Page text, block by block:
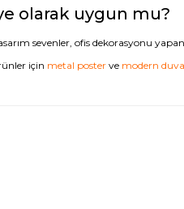
olarak uygun mu?
sevenler, ofis dekorasyonu
için metal posterve modern